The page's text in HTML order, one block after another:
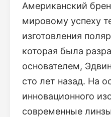
Американский
мировому успеху
изготовления
которая была
основателем,
сто лет назад. На
инновационного
современные